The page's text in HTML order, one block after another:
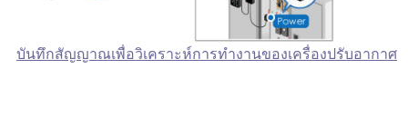
บันทึกสัญญาณเพื่อวิเคราะห์การทำงานของเครื่องปรับอากาศ